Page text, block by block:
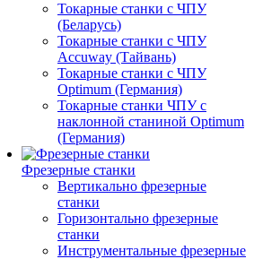
Токарные станки с ЧПУ
(Беларусь)
Токарные станки с ЧПУ
Accuway (Тайвань)
Токарные станки с ЧПУ
Optimum (Германия)
Токарные станки ЧПУ с
наклонной станиной Optimum
(Германия)
Фрезерные станки
Вертикально фрезерные
станки
Горизонтально фрезерные
станки
Инструментальные фрезерные